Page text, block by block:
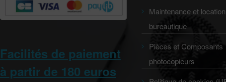
Facilités de paiement
à partir de 180 euros
Maintenance et
bureautique
Pièces et Composants
photocopieurs